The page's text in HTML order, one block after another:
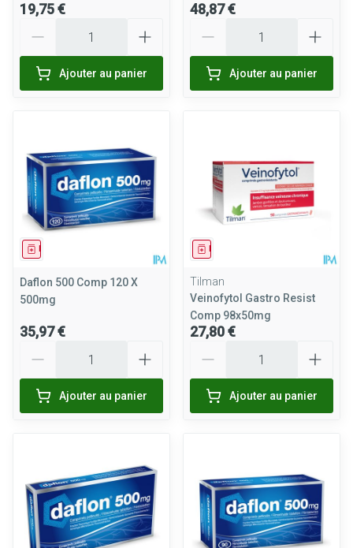
19,75 €
Ajouter au panier
48,87 €
Ajouter au panier
Daflon 500 Comp 120 X
500mg
35,97 €
Ajouter au panier
Tilman
Veinofytol Gastro Resist
Comp 98x50mg
27,80 €
Ajouter au panier